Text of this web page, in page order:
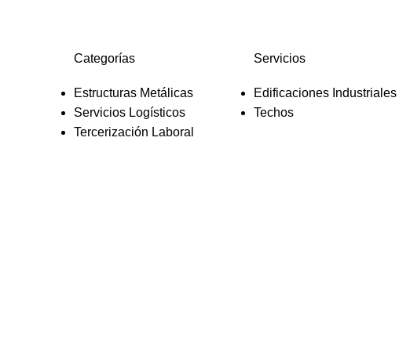
Categorías
Estructuras Metálicas
Servicios Logísticos
Tercerización Laboral
Servicios
Edificaciones Industriales
Techos